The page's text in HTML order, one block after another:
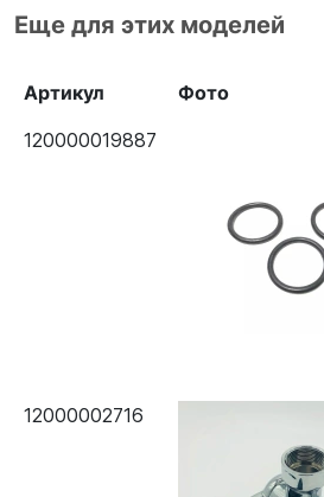
Еще для этих моделей
Артикул Фото
120000019887
12000002716